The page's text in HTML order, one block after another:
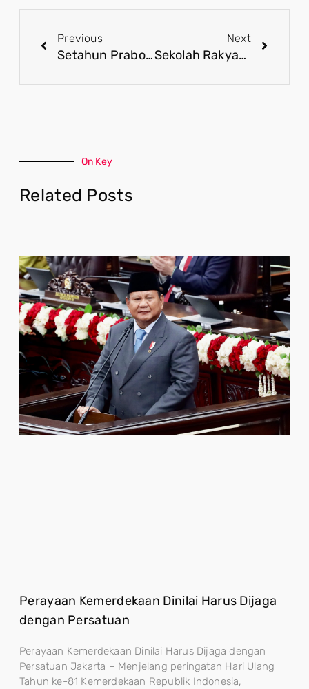
Previous
Setahun Prabowo-Gibran, Sertifikasi Halal Jadi Pilar Perlindungan Konsumen dan UMKM Nasional
Next
Sekolah Rakyat Jadi Bukti Nyata Pemerataan Pendidikan di Tahun Pertama Pemerintahan Prabowo-Gibran
On Key
Related Posts
Perayaan Kemerdekaan Dinilai Harus Dijaga
dengan Persatuan
Perayaan Kemerdekaan Dinilai Harus Dijaga dengan
Persatuan Jakarta – Menjelang peringatan Hari Ulang
Tahun ke-81 Kemerdekaan Republik Indonesia,